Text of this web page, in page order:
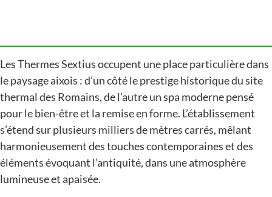
Les Thermes Sextius occupent une place particulière dans
le paysage aixois : d’un côté le prestige historique du site
thermal des Romains, de l’autre un spa moderne pensé
pour le bien-être et la remise en forme. L’établissement
s’étend sur plusieurs milliers de mètres carrés, mêlant
harmonieusement des touches contemporaines et des
éléments évoquant l’antiquité, dans une atmosphère
lumineuse et apaisée.